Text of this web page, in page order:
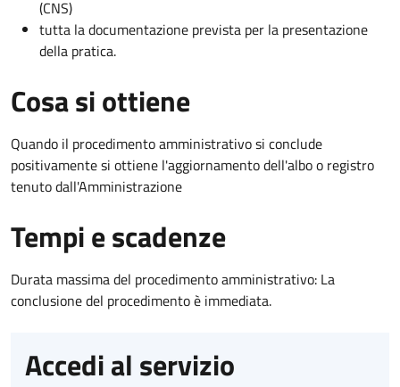
(CNS)
tutta la documentazione prevista per la presentazione
della pratica.
Cosa si ottiene
Quando il procedimento amministrativo si conclude
positivamente si ottiene l'aggiornamento dell'albo o registro
tenuto dall'Amministrazione
Tempi e scadenze
Durata massima del procedimento amministrativo: La
conclusione del procedimento è immediata.
Accedi al servizio